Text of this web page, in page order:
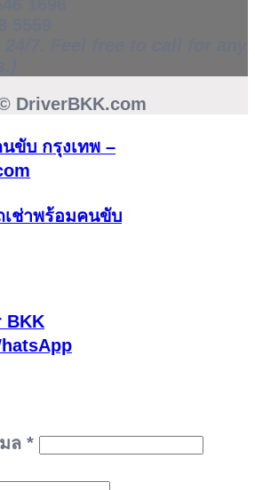
DriverBKK.com
ขับ กรุงเทพ –
เช่าพร้อมคนขับ
ล *ต้องการ